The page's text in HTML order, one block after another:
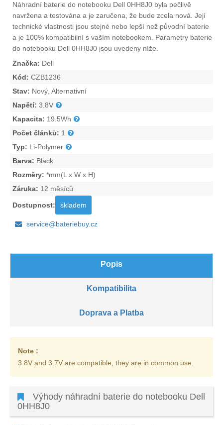
Náhradní baterie do notebooku Dell 0HH8J0 byla pečlivě
navržena a testována a je zaručena, že bude zcela nová. Její
technické vlastnosti jsou stejné nebo lepší než původní baterie
a je 100% kompatibilní s vaším notebookem. Parametry baterie
do notebooku Dell 0HH8J0 jsou uvedeny níže.
Značka: Dell
Kód: CZB1236
Stav: Nový, Alternativní
Napětí: 3.8V
Kapacita: 19.5Wh
Počet článků: 1
Typ: Li-Polymer
Barva: Black
Rozměry: *mm(L x W x H)
Záruka: 12 měsíců
Dostupnost: skladem
service@bateriebuy.cz
Popis
Kompatibilita
Doprava a Platba
Note :
3.8V and 3.7V are compatible, they are in common use.
Výhody náhradní baterie do notebooku Dell
0HH8J0